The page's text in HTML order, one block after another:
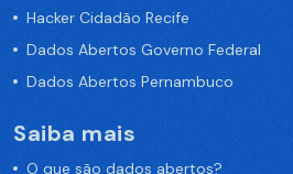
Hacker Cidadão Recife
Dados Abertos Governo Federal
Dados Abertos Pernambuco
Saiba mais
O que são dados abertos?